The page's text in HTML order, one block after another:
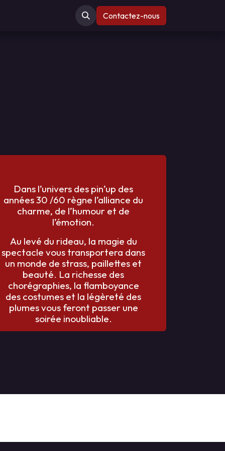
Contactez-nous
Dans l’univers des pin’up des
années 30 /60 règne l’alliance du
charme, de l’humour et de
l’émotion.
Au levé du rideau, la magie du
spectacle vous transportera dans
un monde de strass, paillettes et
beauté. La richesse des
chorégraphies, la flamboyance
des costumes et la légèreté des
plumes vous feront passer une
soirée inoubliable.